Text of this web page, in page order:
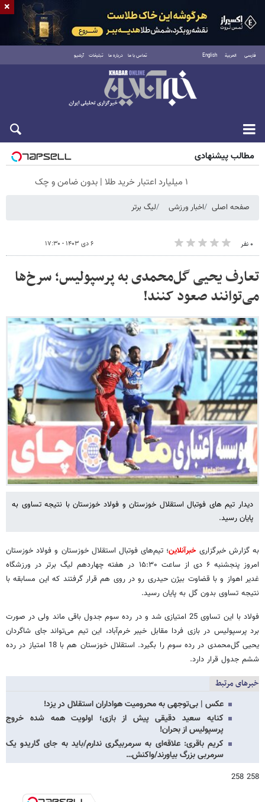
فارسی العربية English تماس با ما درباره ما تبلیغات آرشیو
جمعه ۱۶ مرداد ۱۴۰۵
مطالب پیشنهادی
۱ میلیارد اعتبار خرید طلا | بدون ضامن و چک
صفحه اصلی اخبار ورزشی لیگ برتر
۰ نفر ۶ دی ۱۴۰۳ - ۱۷:۳۰
تعارف یحیی گل‌محمدی به پرسپولیس؛ سرخ‌ها
می‌توانند صعود کنند!
دیدار تیم های فوتبال استقلال خوزستان و فولاد خوزستان با نتیجه تساوی به
پایان رسید.
به گزارش خبرگزاریخبرآنلاین؛ تیم‌های فوتبال استقلال خوزستان و فولاد خوزستان
امروز پنجشنبه ۶ دی از ساعت ۱۵:۳۰ در هفته چهاردهم لیگ برتر در ورزشگاه
غدیر اهواز و با قضاوت بیژن حیدری رو در روی هم قرار گرفتند که این مسابقه با
نتیجه تساوی بدون گل به پایان رسید.
فولاد با این تساوی 25 امتیازی شد و در رده سوم جدول باقی ماند ولی در صورت
برد پرسپولیس در بازی فردا مقابل خیبر خرم‌آباد، این تیم می‌تواند جای شاگردان
یحیی گل‌محمدی در رده سوم را بگیرد. استقلال خوزستان هم با 18 امتیاز در رده
ششم جدول قرار دارد.
خبرهای مرتبط
عکس | بی‌توجهی به محرومیت هواداران استقلال در یزد!
کنایه سعید دقیقی پیش از بازی؛ اولویت همه شده خروج
پرسپولیس از بحران!
کریم باقری: علاقه‌ای به سرمربیگری ندارم/باید به جای گاریدو یک
سرمربی بزرگ بیاورند/واکنش…
258 258
×